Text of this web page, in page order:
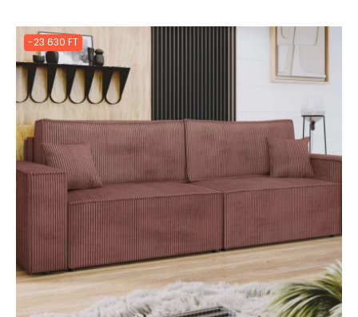
-23 630 FT